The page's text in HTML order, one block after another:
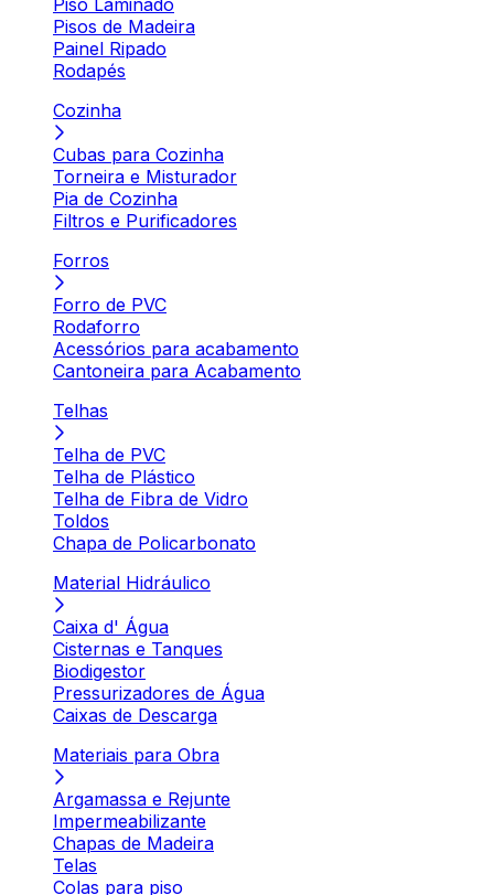
Piso Laminado
Pisos de Madeira
Painel Ripado
Rodapés
Cozinha
Cubas para Cozinha
Torneira e Misturador
Pia de Cozinha
Filtros e Purificadores
Forros
Forro de PVC
Rodaforro
Acessórios para acabamento
Cantoneira para Acabamento
Telhas
Telha de PVC
Telha de Plástico
Telha de Fibra de Vidro
Toldos
Chapa de Policarbonato
Material Hidráulico
Caixa d' Água
Cisternas e Tanques
Biodigestor
Pressurizadores de Água
Caixas de Descarga
Materiais para Obra
Argamassa e Rejunte
Impermeabilizante
Chapas de Madeira
Telas
Colas para piso